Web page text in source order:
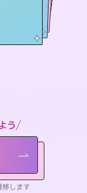
う
します